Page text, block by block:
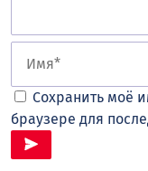
Сохранить моё
браузере для